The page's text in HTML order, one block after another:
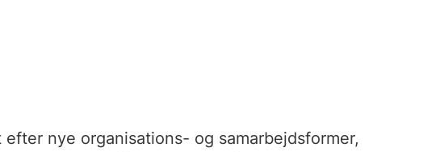
nye organisations- og samarbejdsformer,